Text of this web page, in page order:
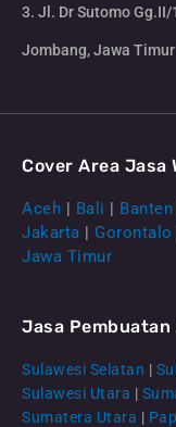
3. Jl. Dr Sutomo
Jombang, Jawa
Cover Area Jasa
Aceh | Bali | Banten
Jakarta | Gorontalo
Jawa Timur
Jasa Pembuatan
Sulawesi Selatan |
Sulawesi Utara |
Sumatera Utara |